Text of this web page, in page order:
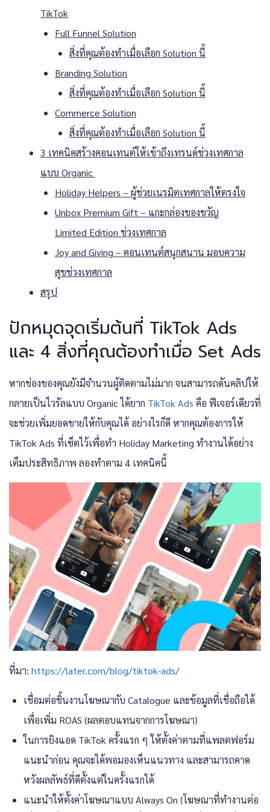
TikTok
Full Funnel Solution
สิ่งที่คุณต้องทำเมื่อเลือก Solution นี้
Branding Solution
สิ่งที่คุณต้องทำเมื่อเลือก Solution นี้
Commerce Solution
สิ่งที่คุณต้องทำเมื่อเลือก Solution นี้
3 เทคนิคสร้างคอนเทนต์ให้เข้าถึงเทรนด์ช่วงเทศกาล
แบบ Organic
Holiday Helpers – ผู้ช่วยเนรมิตเทศกาลให้ตรงใจ
Unbox Premium Gift – แกะกล่องของขวัญ
Limited Edition ช่วงเทศกาล
Joy and Giving – คอนเทนต์สนุกสนาน มอบความ
สุขช่วงเทศกาล
สรุป
ปักหมุดจุดเริ่มต้นที่ TikTok Ads
และ 4 สิ่งที่คุณต้องทำเมื่อ Set Ads
หากช่องของคุณยังมีจำนวนผู้ติดตามไม่มาก จนสามารถดันคลิปให้
กลายเป็นไวรัลแบบ Organic ได้ยาก TikTok Ads คือ ฟีเจอร์เดียวที่
จะช่วยเพิ่มยอดขายให้กับคุณได้ อย่างไรก็ดี หากคุณต้องการให้
TikTok Ads ที่เซ็ตไว้เพื่อทำ Holiday Marketing ทำงานได้อย่าง
เต็มประสิทธิภาพ ลองทำตาม 4 เทคนิคนี้
ที่มา: https://later.com/blog/tiktok-ads/
เชื่อมต่อชิ้นงานโฆษณากับ Catalogue และข้อมูลที่เชื่อถือได้
เพื่อเพิ่ม ROAS (ผลตอบแทนจากการโฆษณา)
ในการยิงแอด TikTok ครั้งแรก ๆ ให้ตั้งค่าตามที่แพลตฟอร์ม
แนะนำก่อน คุณจะได้พอมองเห็นแนวทาง และสามารถคาด
หวังผลลัพธ์ที่ดีตั้งแต่ในครั้งแรกได้
แนะนำให้ตั้งค่าโฆษณาแบบ Always On (โฆษณาที่ทำงานต่อ